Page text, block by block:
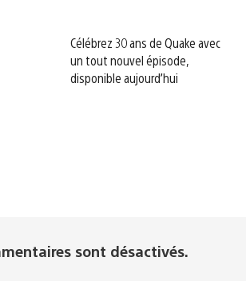
Célébrez 30 ans de Quake avec
un tout nouvel épisode,
disponible aujourd’hui
sont désactivés.